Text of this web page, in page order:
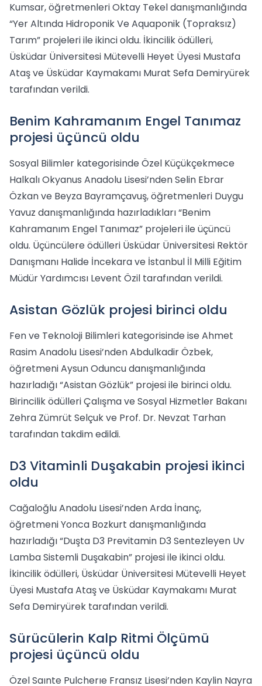
Kumsar, öğretmenleri Oktay Tekel danışmanlığında
“Yer Altında Hidroponik Ve Aquaponik (Topraksız)
Tarım” projeleri ile ikinci oldu. İkincilik ödülleri,
Üsküdar Üniversitesi Mütevelli Heyet Üyesi Mustafa
Ataş ve Üsküdar Kaymakamı Murat Sefa Demiryürek
tarafından verildi.
Benim Kahramanım Engel Tanımaz
projesi üçüncü oldu
Sosyal Bilimler kategorisinde Özel Küçükçekmece
Halkalı Okyanus Anadolu Lisesi’nden Selin Ebrar
Özkan ve Beyza Bayramçavuş, öğretmenleri Duygu
Yavuz danışmanlığında hazırladıkları “Benim
Kahramanım Engel Tanımaz” projeleri ile üçüncü
oldu. Üçüncülere ödülleri Üsküdar Üniversitesi Rektör
Danışmanı Halide İncekara ve İstanbul İl Milli Eğitim
Müdür Yardımcısı Levent Özil tarafından verildi.
Asistan Gözlük projesi birinci oldu
Fen ve Teknoloji Bilimleri kategorisinde ise Ahmet
Rasim Anadolu Lisesi’nden Abdulkadir Özbek,
öğretmeni Aysun Oduncu danışmanlığında
hazırladığı “Asistan Gözlük” projesi ile birinci oldu.
Birincilik ödülleri Çalışma ve Sosyal Hizmetler Bakanı
Zehra Zümrüt Selçuk ve Prof. Dr. Nevzat Tarhan
tarafından takdim edildi.
D3 Vitaminli Duşakabin projesi ikinci
oldu
Cağaloğlu Anadolu Lisesi’nden Arda İnanç,
öğretmeni Yonca Bozkurt danışmanlığında
hazırladığı “Duşta D3 Previtamin D3 Sentezleyen Uv
Lamba Sistemli Duşakabin” projesi ile ikinci oldu.
İkincilik ödülleri, Üsküdar Üniversitesi Mütevelli Heyet
Üyesi Mustafa Ataş ve Üsküdar Kaymakamı Murat
Sefa Demiryürek tarafından verildi.
Sürücülerin Kalp Ritmi Ölçümü
projesi üçüncü oldu
Özel Saınte Pulcherıe Fransız Lisesi’nden Kaylin Nayra